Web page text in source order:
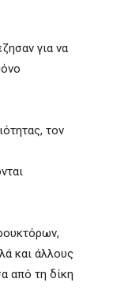
για να
τον
και άλλους
από τη δίκη